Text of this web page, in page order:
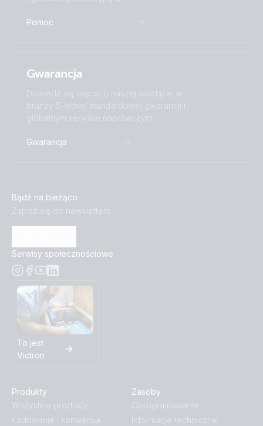
Pomoc
Gwarancja
Dowiedz się więcej o naszej wiodącej w
branży 5-letniej standardowej gwarancji i
globalnym serwisie naprawczym.
Gwarancja
Bądź na bieżąco
Zapisz się do newslettera
Serwisy społecznościowe
To jest
Victron
Produkty
Wszystkie produkty
Ładowanie i konwersja
Zasoby
Oprogramowanie
Informacje techniczne